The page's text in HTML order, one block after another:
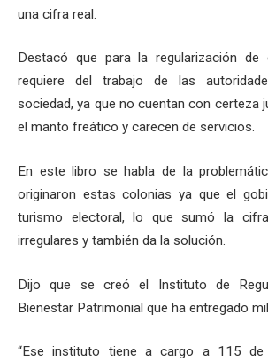
una cifra real.
Destacó que para la regularización de
requiere del trabajo de las
sociedad, ya que no cuentan con certeza
el manto freático y carecen de servicios.
En este libro se habla de la
originaron estas colonias ya que el
turismo electoral, lo que sumó la
irregulares y también da la solución.
Dijo que se creó el Instituto de
Bienestar Patrimonial que ha entregado
“Ese instituto tiene a cargo a 115